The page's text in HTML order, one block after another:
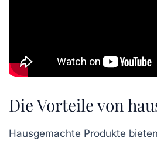
Die Vorteile von
Hausgemachte Produkte